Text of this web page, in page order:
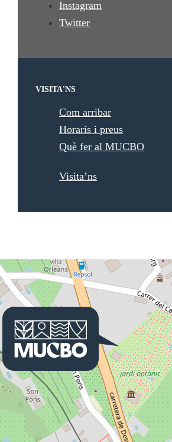
Instagram
Twitter
VISITA'NS
Com arribar
Horaris i preus
Què fer al MUCBO
Visita’ns